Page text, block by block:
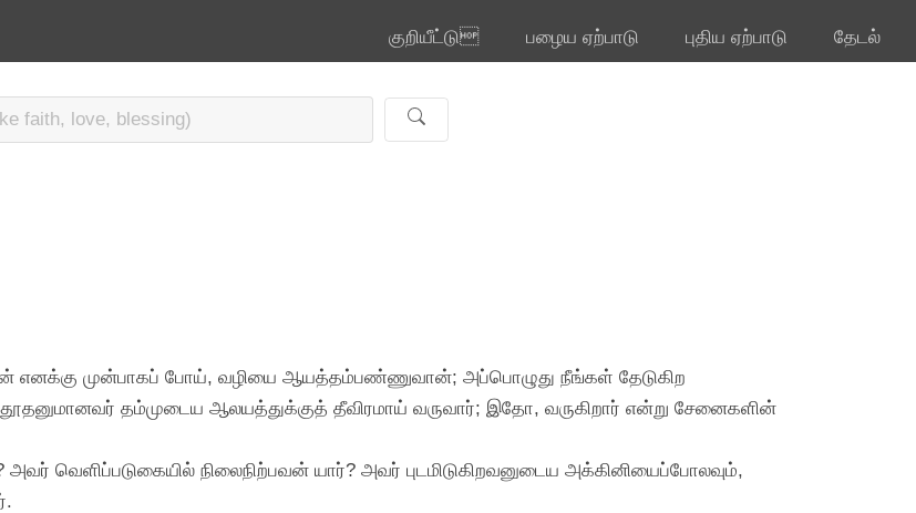
குறியீட்டு பழைய ஏற்பாடு புதிய ஏற்பாடு தேடல்
எனக்கு முன்பாகப் போய், வழியை ஆயத்தம்பண்ணுவான்; அப்பொழுது நீங்கள் தேடுகிற
தம்முடைய ஆலயத்துக்குத் தீவிரமாய் வருவார்; இதோ, வருகிறார் என்று சேனைகளின்
வெளிப்படுகையில் நிலைநிற்பவன் யார்? அவர் புடமிடுகிறவனுடைய அக்கினியைப்போலவும்,